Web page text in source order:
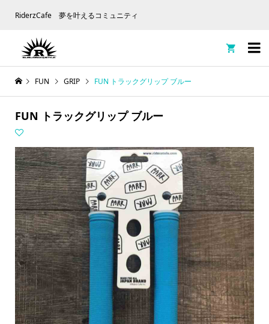
RiderzCafe 夢を叶えるコミュニティ

FUN GRIP FUN トラックグリップ ブルー
FUN トラックグリップ ブルー